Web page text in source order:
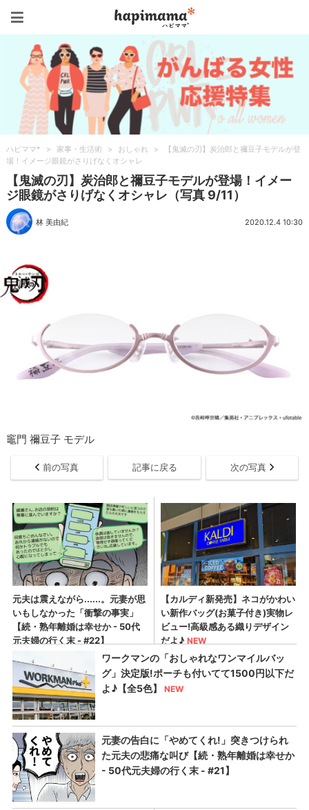
ハピママ* > 家事・生活術 > おしゃれ >
【鬼滅の刃】炭治郎と禰豆子モデルが登
場！イメージ眼鏡がさりげなくオシャレ
【鬼滅の刃】炭治郎と禰豆子モデルが登場！イメー
ジ眼鏡がさりげなくオシャレ（写真 9/11）
林 美由紀 2020.12.4 10:30
竈門 禰豆子 モデル
前の写真 記事に戻る 次の写真